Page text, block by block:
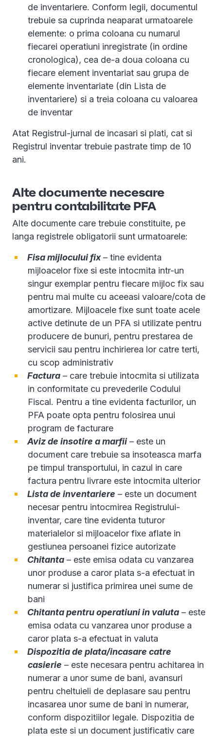
de inventariere. Conform legii, documentul
trebuie sa cuprinda neaparat urmatoarele
elemente: o prima coloana cu numarul
fiecarei operatiuni inregistrate (in ordine
cronologica), cea de-a doua coloana cu
fiecare element inventariat sau grupa de
elemente inventariate (din Lista de
inventariere) si a treia coloana cu valoarea
de inventar
Atat Registrul-jurnal de incasari si plati, cat si
Registrul inventar trebuie pastrate timp de 10
ani.
Alte documente necesare
pentru contabilitate PFA
Alte documente care trebuie constituite, pe
langa registrele obligatorii sunt urmatoarele:
Fisa mijlocului fix– tine evidenta
mijloacelor fixe si este intocmita intr-un
singur exemplar pentru fiecare mijloc fix sau
pentru mai multe cu aceeasi valoare/cota de
amortizare. Mijloacele fixe sunt toate acele
active detinute de un PFA si utilizate pentru
producere de bunuri, pentru prestarea de
servicii sau pentru inchirierea lor catre terti,
cu scop administrativ
Factura – care trebuie intocmita si utilizata
in conformitate cu prevederile Codului
Fiscal. Pentru a tine evidenta facturilor, un
PFA poate opta pentru folosirea unui
program de facturare
Aviz de insotire a marfii – este un
document care trebuie sa insoteasca marfa
pe timpul transportului, in cazul in care
factura pentru livrare este intocmita ulterior
Lista de inventariere – este un document
necesar pentru intocmirea Registrului-
inventar, care tine evidenta tuturor
materialelor si mijloacelor fixe aflate in
gestiunea persoanei fizice autorizate
Chitanta – este emisa odata cu vanzarea
unor produse a caror plata s-a efectuat in
numerar si justifica primirea unei sume de
bani
Chitanta pentru operatiuni in valuta – este
emisa odata cu vanzarea unor produse a
caror plata s-a efectuat in valuta
Dispozitia de plata/incasare catre
casierie – este necesara pentru achitarea in
numerar a unor sume de bani, avansuri
pentru cheltuieli de deplasare sau pentru
incasarea unor sume de bani in numerar,
conform dispozitiilor legale. Dispozitia de
plata este si un document justificativ care